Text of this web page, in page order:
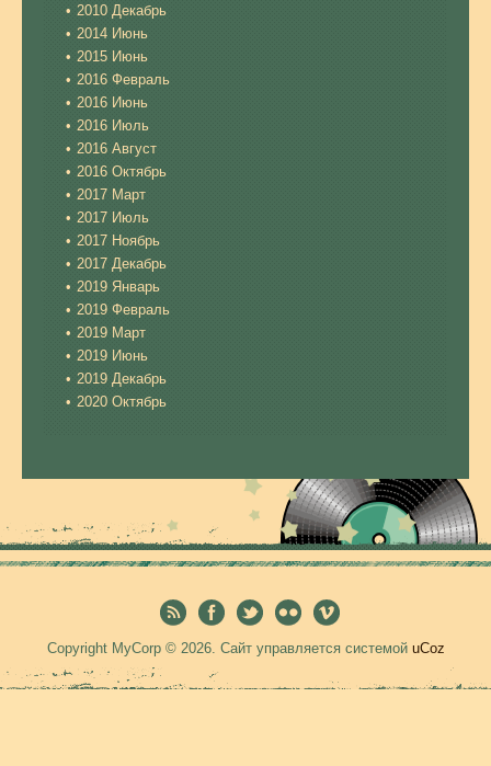
2010 Декабрь
2014 Июнь
2015 Июнь
2016 Февраль
2016 Июнь
2016 Июль
2016 Август
2016 Октябрь
2017 Март
2017 Июль
2017 Ноябрь
2017 Декабрь
2019 Январь
2019 Февраль
2019 Март
2019 Июнь
2019 Декабрь
2020 Октябрь
Copyright MyCorp © 2026. Сайт управляется системой uCoz